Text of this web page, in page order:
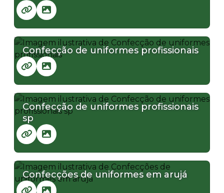
Confecção de uniformes profissionais
Confecção de uniformes profissionais
sp
Confecções de uniformes em arujá